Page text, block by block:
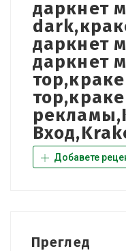
даркнет
даркнет
даркнет
Добавете
Преглед